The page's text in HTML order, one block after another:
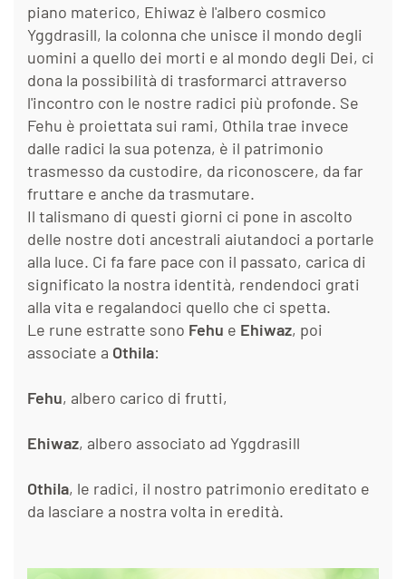
piano materico, Ehiwaz è l'albero cosmico
Yggdrasill, la colonna che unisce il mondo degli
uomini a quello dei morti e al mondo degli Dei, ci
dona la possibilità di trasformarci attraverso
l'incontro con le nostre radici più profonde. Se
Fehu è proiettata sui rami, Othila trae invece
dalle radici la sua potenza, è il patrimonio
trasmesso da custodire, da riconoscere, da far
fruttare e anche da trasmutare.
Il talismano di questi giorni ci pone in ascolto
delle nostre doti ancestrali aiutandoci a portarle
alla luce. Ci fa fare pace con il passato, carica di
significato la nostra identità, rendendoci grati
alla vita e regalandoci quello che ci spetta.
Le rune estratte sono Fehu e Ehiwaz, poi
associate a Othila:
Fehu, albero carico di frutti,
Ehiwaz, albero associato ad Yggdrasill
Othila, le radici, il nostro patrimonio ereditato e
da lasciare a nostra volta in eredità.